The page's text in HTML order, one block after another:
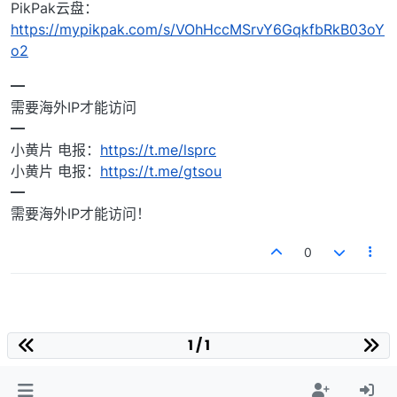
PikPak云盘：
https://mypikpak.com/s/VOhHccMSrvY6GqkfbRkB03oY
o2
━
需要海外IP才能访问
━
小黄片 电报： https://t.me/lsprc
小黄片 电报： https://t.me/gtsou
━
需要海外IP才能访问！
0
1 / 1